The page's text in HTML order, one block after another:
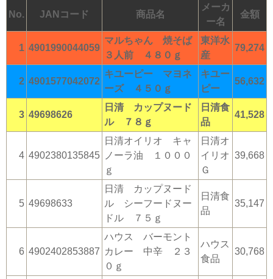
No. JANコード 商品名
メーカ
ー名
金額
1 4901990044059
マルちゃん 焼そば
３人前 ４８０ｇ
東洋水
産
79,274
2 4901577042072
キユーピー マヨネ
ーズ ４５０ｇ
キユー
ピー
56,632
3 49698626
日清 カップヌード
ル ７８ｇ
日清食
品
41,528
4 4902380135845
日清オイリオ キャ
ノーラ油 １０００
ｇ
日清オ
イリオ
Ｇ
39,668
5 49698633
日清 カップヌード
ル シーフードヌー
ドル ７５ｇ
日清食
品
35,147
6 4902402853887
ハウス バーモント
カレー 中辛 ２３
０ｇ
ハウス
食品
30,768